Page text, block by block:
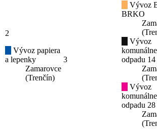
2
Vývoz papiera
a lepenky
Zamarovce
(Trenčín)
3
Vývoz
BRKO
Vývoz
odpadu
Vývoz
odpadu